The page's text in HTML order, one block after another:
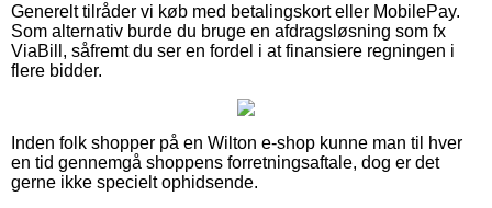
Generelt tilråder vi køb med betalingskort eller MobilePay.
Som alternativ burde du bruge en afdragsløsning som fx
ViaBill, såfremt du ser en fordel i at finansiere regningen i
flere bidder.
Inden folk shopper på en Wilton e-shop kunne man til hver
en tid gennemgå shoppens forretningsaftale, dog er det
gerne ikke specielt ophidsende.